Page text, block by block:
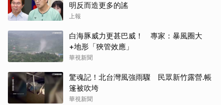
明反而造更多的謠
上報
白海豚威力更甚巴威！ 專家：暴風圈大
+地形「狹管效應」
華視新聞
驚魂記！北台灣風強雨驟 民眾新竹露營.帳
篷被吹垮
華視新聞